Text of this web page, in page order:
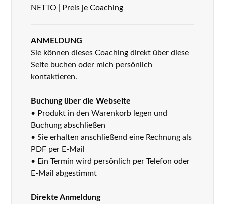
NETTO | Preis je Coaching
ANMELDUNG
Sie können dieses Coaching direkt über diese
Seite buchen oder mich persönlich
kontaktieren.
Buchung über die Webseite
• Produkt in den Warenkorb legen und
Buchung abschließen
• Sie erhalten anschließend eine Rechnung als
PDF per E-Mail
• Ein Termin wird persönlich per Telefon oder
E-Mail abgestimmt
Direkte Anmeldung